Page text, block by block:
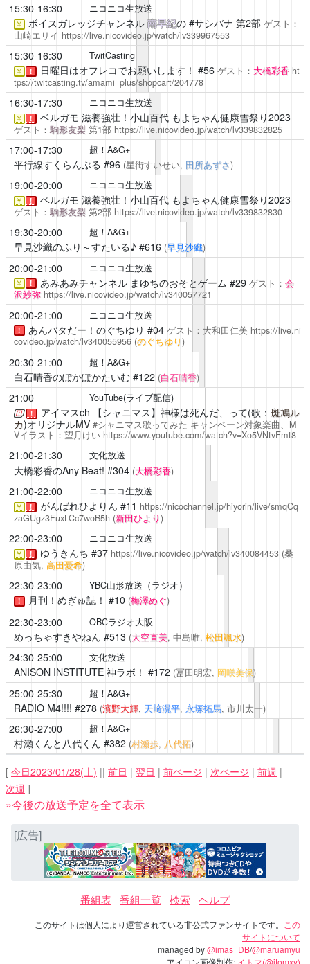
15:30-16:30 ニコニコ生放送
￥ ボイスガレッジチャンネル 南早紀の #サシバナ 第2部 ゲスト：
山崎エリイ https://live.nicovideo.jp/watch/lv339967553
15:30-16:30 TwitCasting
￥ ！ 日曜日はオフレコでお願いします！ #56 ゲスト： 大橋彩香 ht
tps://twitcasting.tv/amami_plus/shopcart/204778
16:30-17:30 ニコニコ生放送
￥ ！ ベルガモ 滋養強壮！小山百代 もよちゃん健康雪祭り2023
ゲスト： 駒形友梨 第1部 https://live.nicovideo.jp/watch/lv339832825
17:00-17:30 超！A&G+
平行線すくらんぶる #96 (星街すいせい, 田所あずさ)
19:00-20:00 ニコニコ生放送
￥ ！ ベルガモ 滋養強壮！小山百代 もよちゃん健康雪祭り2023
ゲスト： 駒形友梨 第2部 https://live.nicovideo.jp/watch/lv339832830
19:30-20:00 超！A&G+
早見沙織のふり～すたいる♪#616 (早見沙織)
20:00-21:00 ニコニコ生放送
￥ ！ あみあみチャンネルまゆちのおそとゲーム #29 ゲスト： 会
沢紗弥 https://live.nicovideo.jp/watch/lv340057721
20:00-21:00 ニコニコ生放送
！ あんバタだー！のぐちゆり #04 ゲスト：大和田仁美 https://live.ni
covideo.jp/watch/lv340055956 (のぐちゆり)
20:30-21:00 超！A&G+
白石晴香のぽかぽかたいむ#122 (白石晴香)
21:00 YouTube(ライブ配信)
！ アイマスch 【シャニマス】神様は死んだ、って(歌： 斑鳩ル
カ)オリジナルMV #シャニマス歌ってみた キャンペーン対象楽曲、M
Vイラスト：望月けい https://www.youtube.com/watch?v=Xo5VNtvFmt8
21:00-21:30 文化放送
大橋彩香のAny Beat! #304 (大橋彩香)
21:00-22:00 ニコニコ生放送
￥ ！ がんばれひよりん #11 https://nicochannel.jp/hiyorin/live/smqCq
zaGUgz3FuxLCc7woB5h (新田ひより)
22:00-23:00 ニコニコ生放送
￥ ！ ゆうきんち #37 https://live.nicovideo.jp/watch/lv340084453 (桑
原由気, 高田憂希)
22:30-23:00 YBC山形放送（ラジオ）
！ 月刊！めぎゅ誌！ #10 (梅澤めぐ)
22:30-23:00 OBCラジオ大阪
めっちゃすきやねん #513 (大空直美, 中島唯, 松田颯水)
24:30-25:00 文化放送
ANISON INSTITUTE 神ラボ！ #172 (冨田明宏, 岡咲美保)
25:00-25:30 超！A&G+
RADIO M4!!!! #278 (濱野大輝, 天﨑滉平, 永塚拓馬, 市川太一)
26:30-27:00 超！A&G+
村瀬くんと八代くん #382 (村瀬歩, 八代拓)
[ 今日2023/01/28(土) || 前日 | 翌日 | 前ページ | 次ページ | 前週 |
次週 ]
»今後の放送予定を全て表示
[広告]
番組表 番組一覧 検索 ヘルプ
このサイトは個人により運営されている非公式ファンサイトです。
この
サイトについて
managed by@imas_DB/@maruamyu
アイコン画像制作: イトマ(@itomxy)